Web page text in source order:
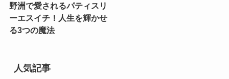
野洲で愛されるパティスリ
ーエスイチ！人生を輝かせ
る3つの魔法
人気記事